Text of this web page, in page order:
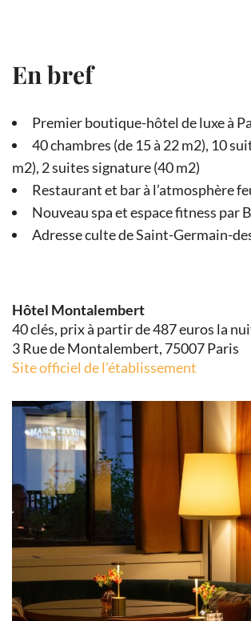
En bref
Premier boutique-hôtel de luxe à
40 chambres (de 15 à 22 m2), 10
m2), 2 suites signature (40 m2)
Restaurant et bar à l’atmosphère
Nouveau spa et espace fitness par
Adresse culte de Saint-Germain-
Hôtel Montalembert
40 clés, prix à partir de 487 euros la
3 Rue de Montalembert, 75007 Paris
Site officiel de l’établissement